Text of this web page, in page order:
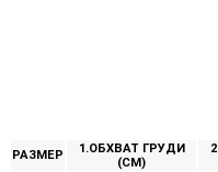
РАЗМЕР
1.ОБХВАТ ГРУДИ
(СМ)